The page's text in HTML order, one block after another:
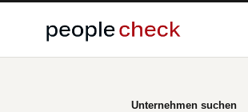
Unternehmen suchen